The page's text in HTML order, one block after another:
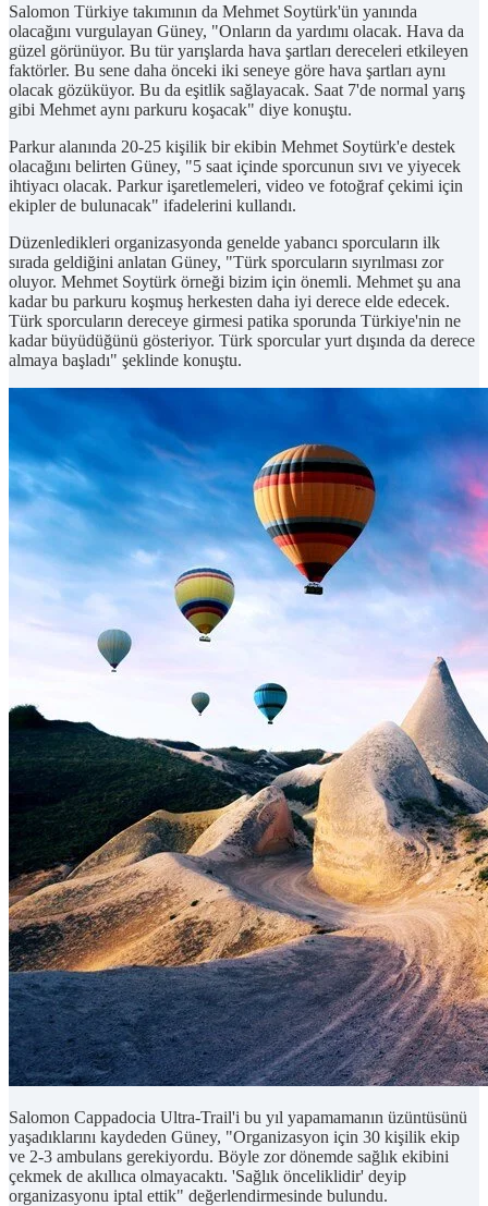
Salomon Türkiye takımının da Mehmet Soytürk'ün yanında
olacağını vurgulayan Güney, "Onların da yardımı olacak. Hava da
güzel görünüyor. Bu tür yarışlarda hava şartları dereceleri etkileyen
faktörler. Bu sene daha önceki iki seneye göre hava şartları aynı
olacak gözüküyor. Bu da eşitlik sağlayacak. Saat 7'de normal yarış
gibi Mehmet aynı parkuru koşacak" diye konuştu.
Parkur alanında 20-25 kişilik bir ekibin Mehmet Soytürk'e destek
olacağını belirten Güney, "5 saat içinde sporcunun sıvı ve yiyecek
ihtiyacı olacak. Parkur işaretlemeleri, video ve fotoğraf çekimi için
ekipler de bulunacak" ifadelerini kullandı.
Düzenledikleri organizasyonda genelde yabancı sporcuların ilk
sırada geldiğini anlatan Güney, "Türk sporcuların sıyrılması zor
oluyor. Mehmet Soytürk örneği bizim için önemli. Mehmet şu ana
kadar bu parkuru koşmuş herkesten daha iyi derece elde edecek.
Türk sporcuların dereceye girmesi patika sporunda Türkiye'nin ne
kadar büyüdüğünü gösteriyor. Türk sporcular yurt dışında da derece
almaya başladı" şeklinde konuştu.
Salomon Cappadocia Ultra-Trail'i bu yıl yapamamanın üzüntüsünü
yaşadıklarını kaydeden Güney, "Organizasyon için 30 kişilik ekip
ve 2-3 ambulans gerekiyordu. Böyle zor dönemde sağlık ekibini
çekmek de akıllıca olmayacaktı. 'Sağlık önceliklidir' deyip
organizasyonu iptal ettik" değerlendirmesinde bulundu.